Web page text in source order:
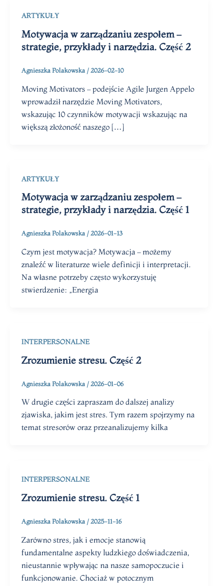
ARTYKUŁY
Motywacja w zarządzaniu zespołem –
strategie, przykłady i narzędzia. Część 2
Agnieszka Polakowska / 2026-02-10
Moving Motivators – podejście Agile Jurgen Appelo
wprowadził narzędzie Moving Motivators,
wskazując 10 czynników motywacji wskazując na
większą złożoność naszego […]
ARTYKUŁY
Motywacja w zarządzaniu zespołem –
strategie, przykłady i narzędzia. Część 1
Agnieszka Polakowska /2026-01-13
Czym jest motywacja? Motywacja – możemy
znaleźć w literaturze wiele definicji i interpretacji.
Na własne potrzeby często wykorzystuję
stwierdzenie: „Energia
INTERPERSONALNE
Zrozumienie stresu. Część 2
Agnieszka Polakowska / 2026-01-06
W drugie części zapraszam do dalszej analizy
zjawiska, jakim jest stres. Tym razem spojrzymy na
temat stresorów oraz przeanalizujemy kilka
INTERPERSONALNE
Zrozumienie stresu. Część 1
Agnieszka Polakowska /2025-11-16
Zarówno stres, jak i emocje stanowią
fundamentalne aspekty ludzkiego doświadczenia,
nieustannie wpływając na nasze samopoczucie i
funkcjonowanie. Chociaż w potocznym